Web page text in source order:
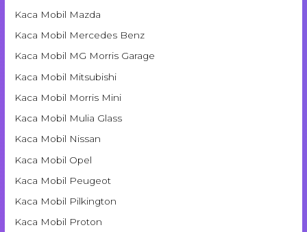
Kaca Mobil Mazda
Kaca Mobil Mercedes Benz
Kaca Mobil MG Morris Garage
Kaca Mobil Mitsubishi
Kaca Mobil Morris Mini
Kaca Mobil Mulia Glass
Kaca Mobil Nissan
Kaca Mobil Opel
Kaca Mobil Peugeot
Kaca Mobil Pilkington
Kaca Mobil Proton